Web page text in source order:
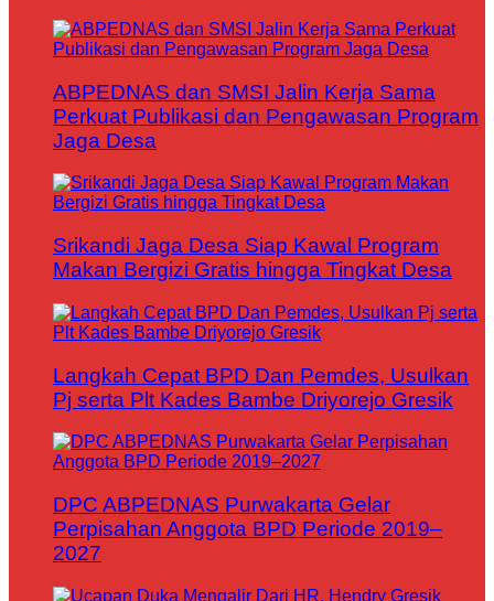
ABPEDNAS dan SMSI Jalin Kerja Sama
Perkuat Publikasi dan Pengawasan Program
Jaga Desa
Srikandi Jaga Desa Siap Kawal Program
Makan Bergizi Gratis hingga Tingkat Desa
Langkah Cepat BPD Dan Pemdes, Usulkan
Pj serta Plt Kades Bambe Driyorejo Gresik
DPC ABPEDNAS Purwakarta Gelar
Perpisahan Anggota BPD Periode 2019–
2027